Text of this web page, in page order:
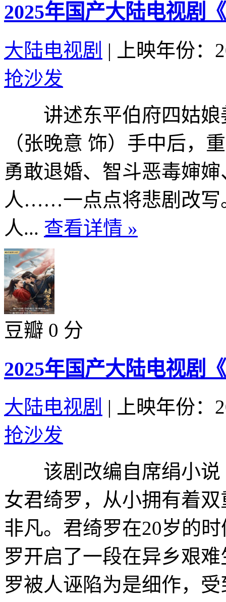
2025年国产大陆电视剧
大陆电视剧 |
上映年份：
抢沙发
讲述东平伯府四姑娘
（张晚意 饰）手中后，
勇敢退婚、智斗恶毒婶
人……一点点将悲剧改写
人... 查看详情 »
豆瓣 0 分
2025年国产大陆电视剧
大陆电视剧 |
上映年份：
抢沙发
该剧改编自席绢小
女君绮罗，从小拥有着
非凡。君绮罗在20岁的
罗开启了一段在异乡艰
罗被人诬陷为是细作，